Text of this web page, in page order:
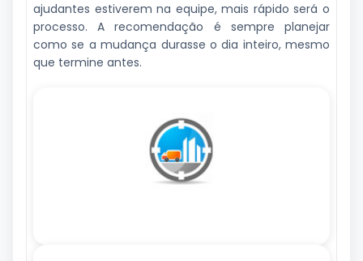
ajudantes estiverem na equipe, mais rápido será o
processo. A recomendação é sempre planejar
como se a mudança durasse o dia inteiro, mesmo
que termine antes.